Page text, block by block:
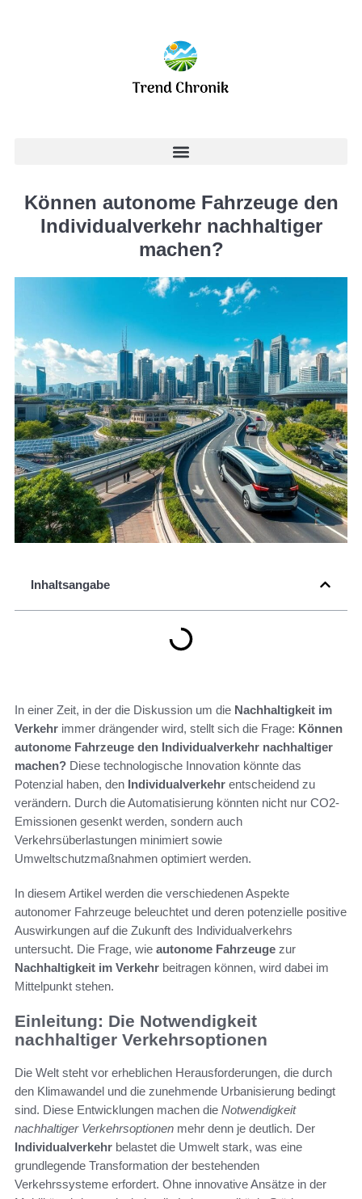
Können autonome Fahrzeuge den
Individualverkehr nachhaltiger
machen?
Inhaltsangabe
In einer Zeit, in der die Diskussion um die Nachhaltigkeit im
Verkehr immer drängender wird, stellt sich die Frage: Können
autonome Fahrzeuge den Individualverkehr nachhaltiger
machen? Diese technologische Innovation könnte das
Potenzial haben, den Individualverkehr entscheidend zu
verändern. Durch die Automatisierung könnten nicht nur CO2-
Emissionen gesenkt werden, sondern auch
Verkehrsüberlastungen minimiert sowie
Umweltschutzmaßnahmen optimiert werden.
In diesem Artikel werden die verschiedenen Aspekte
autonomer Fahrzeuge beleuchtet und deren potenzielle positive
Auswirkungen auf die Zukunft des Individualverkehrs
untersucht. Die Frage, wie autonome Fahrzeuge zur
Nachhaltigkeit im Verkehr beitragen können, wird dabei im
Mittelpunkt stehen.
Einleitung: Die Notwendigkeit
nachhaltiger Verkehrsoptionen
Die Welt steht vor erheblichen Herausforderungen, die durch
den Klimawandel und die zunehmende Urbanisierung bedingt
sind. Diese Entwicklungen machen die Notwendigkeit
nachhaltiger Verkehrsoptionen mehr denn je deutlich. Der
Individualverkehr belastet die Umwelt stark, was eine
grundlegende Transformation der bestehenden
Verkehrssysteme erfordert. Ohne innovative Ansätze in der